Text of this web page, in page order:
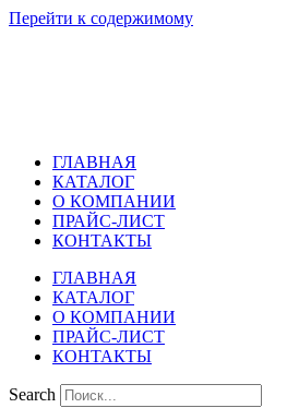
Перейти к содержимому
ГЛАВНАЯ
КАТАЛОГ
О КОМПАНИИ
ПРАЙС-ЛИСТ
КОНТАКТЫ
ГЛАВНАЯ
КАТАЛОГ
О КОМПАНИИ
ПРАЙС-ЛИСТ
КОНТАКТЫ
Search